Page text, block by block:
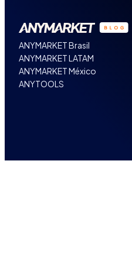
ANYMARKET Brasil
ANYMARKET LATAM
ANYMARKET México
ANYTOOLS